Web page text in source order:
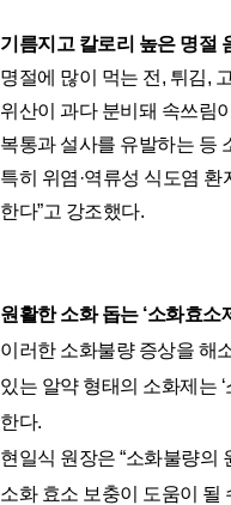
기름지고 칼로리 높은 명절
명절에 많이 먹는 전, 튀김,
위산이 과다 분비돼 속쓰림
복통과 설사를 유발하는 등
특히 위염·역류성 식도염
한다”고 강조했다.
원활한 소화 돕는 ‘소화효소
이러한 소화불량 증상을 해
있는 알약 형태의 소화제는
한다.
현일식 원장은 “소화불량의
소화 효소 보충이 도움이 될